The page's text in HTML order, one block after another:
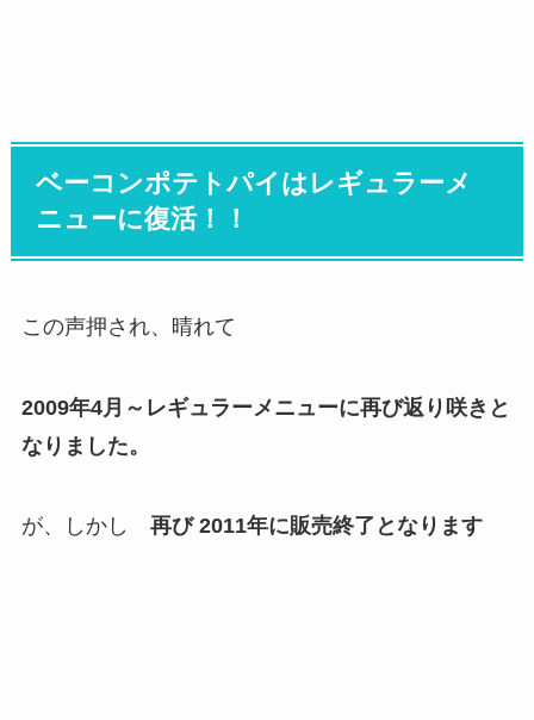
ベーコンポテトパイはレギュラーメ
ニューに復活！！
この声押され、晴れて
2009年4月～レギュラーメニューに再び返り咲きと
なりました。
が、しかし 再び 2011年に販売終了となります